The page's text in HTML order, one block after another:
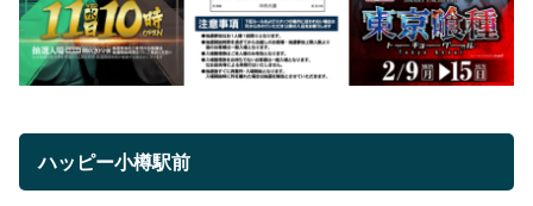
ハッピー小樽駅前